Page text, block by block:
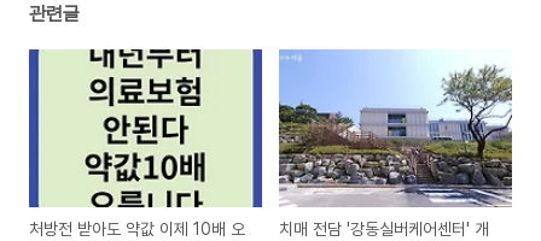
관련글
처방전 받아도 약값 이제 10배 오
치매 전담 '강동실버케어센터' 개